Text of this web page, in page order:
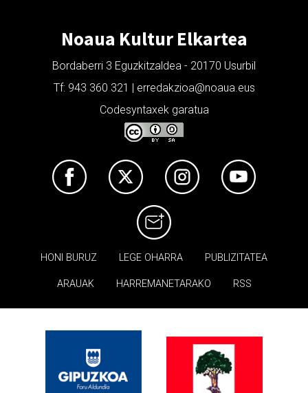
Noaua Kultur Elkartea
Bordaberri 3 Eguzkitzaldea - 20170 Usurbil
Tf: 943 360 321 | erredakzioa@noaua.eus
Codesyntaxek garatua
HONI BURUZ LEGE OHARRA PUBLIZITATEA
ARAUAK HARREMANETARAKO RSS